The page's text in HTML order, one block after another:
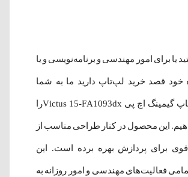
یا برای امور مهندسی و برنامه‌نویسی و یا
خود قصد خرید لپ‌تاپ دارید ما به شما
لپ‌تاپ لپ‌تاپ گیمینگ اچ پی Victus 15-FA1093dxرا
این محصول در کنار طراحی مناسب از
برای پردازش بهره برده است. این
فعالیت‌های مهندسی و امور روزانه به